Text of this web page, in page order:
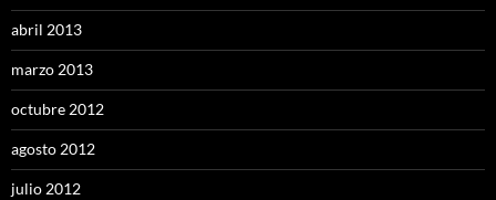
abril 2013
marzo 2013
octubre 2012
agosto 2012
julio 2012